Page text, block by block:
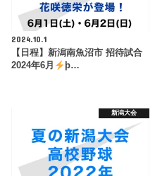
2024.10.1
【日程】新潟南魚沼市 招待試合
2024年6月
þ…
新潟大会